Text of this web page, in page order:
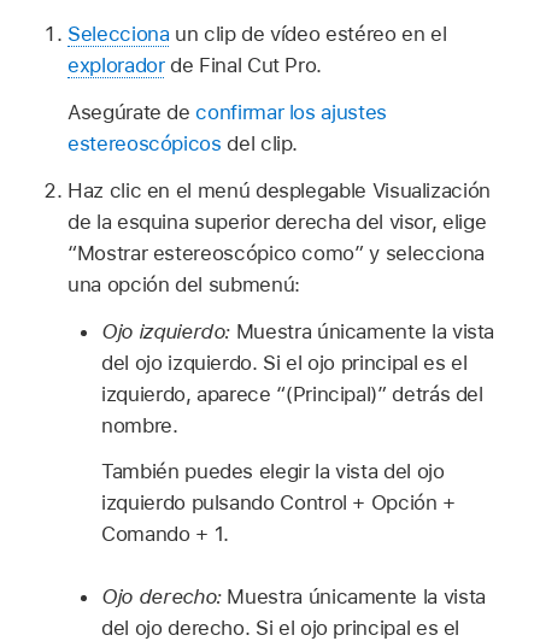
Selecciona un clip de vídeo estéreo en el
exploradorde Final Cut Pro.
Asegúrate deconfirmar los ajustes
estereoscópicos del clip.
Haz clic en el menú desplegable Visualización
de la esquina superior derecha del visor, elige
“Mostrar estereoscópico como” y selecciona
una opción del submenú:
Ojo izquierdo: Muestra únicamente la vista
del ojo izquierdo. Si el ojo principal es el
izquierdo, aparece “(Principal)” detrás del
nombre.
También puedes elegir la vista del ojo
izquierdo pulsando Control + Opción +
Comando + 1.
Ojo derecho:Muestra únicamente la vista
del ojo derecho. Si el ojo principal es el